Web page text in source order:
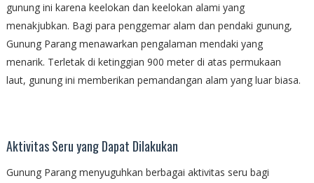
gunung ini karena keelokan dan keelokan alami yang
menakjubkan. Bagi para penggemar alam dan pendaki gunung,
Gunung Parang menawarkan pengalaman mendaki yang
menarik. Terletak di ketinggian 900 meter di atas permukaan
laut, gunung ini memberikan pemandangan alam yang luar biasa.
Aktivitas Seru yang Dapat Dilakukan
Gunung Parang menyuguhkan berbagai aktivitas seru bagi